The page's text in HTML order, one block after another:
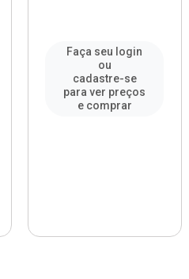
Faça seu login
ou
cadastre-se
para ver preços
e comprar